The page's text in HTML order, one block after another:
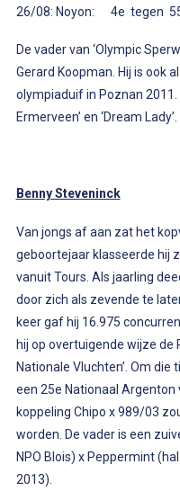
26/08: Noyon: 4e tegen
De vader van ‘Olympic
Gerard Koopman. Hij is ook
olympiaduif in Poznan 2011.
Ermerveen’ en ‘Dream Lady’.
Benny Steveninck
Van jongs af aan zat het
geboortejaar klasseerde hij
vanuit Tours. Als jaarling
door zich als zevende te
keer gaf hij 16.975
hij op overtuigende wijze de
Nationale Vluchten’. Om
een 25e Nationaal Argenton
koppeling Chipo x 989/03
worden. De vader is een
NPO Blois) x Peppermint
2013).